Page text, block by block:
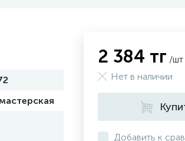
2 384 тг /шт
Нет в наличии
Добавить к